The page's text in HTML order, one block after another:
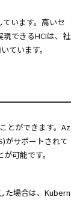
います。高いセ
できるHCIは、社
ています。
とができます。Az
がサポートされて
可能です。
た場合は、Kubern